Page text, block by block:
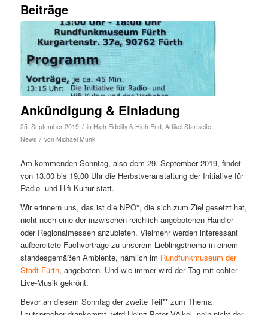
Beiträge
Ankündigung & Einladung
25. September 2019 / in High Fidelity & High End, Artikel Startseite,
News / von Michael Munk
Am kommenden Sonntag, also dem 29. September 2019, findet
von 13.00 bis 19.00 Uhr die Herbstveranstaltung der Initiative für
Radio- und Hifi-Kultur statt.
Wir erinnern uns, das ist die NPO*, die sich zum Ziel gesetzt hat,
nicht noch eine der inzwischen reichlich angebotenen Händler-
oder Regionalmessen anzubieten. Vielmehr werden interessant
aufbereitete Fachvorträge zu unserem Lieblingsthema in einem
standesgemäßen Ambiente, nämlich im Rundfunkmuseum der
Stadt Fürth, angeboten. Und wie immer wird der Tag mit echter
Live-Musik gekrönt.
Bevor an diesem Sonntag der zweite Teil** zum Thema